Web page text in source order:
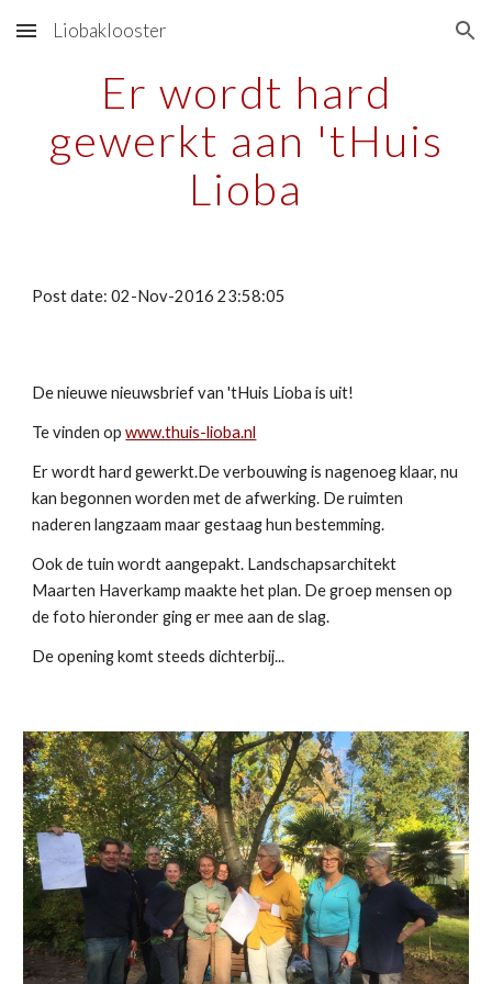
Skip to main content Skip to navigation
Liobaklooster
Er wordt hard
gewerkt aan 'tHuis
Lioba
Post date: 02-Nov-2016 23:58:05
De nieuwe nieuwsbrief van 'tHuis Lioba is uit!
Te vinden opwww.thuis-lioba.nl
Er wordt hard gewerkt.De verbouwing is nagenoeg klaar, nu
kan begonnen worden met de afwerking. De ruimten
naderen langzaam maar gestaag hun bestemming.
Ook de tuin wordt aangepakt. Landschapsarchitekt
Maarten Haverkamp maakte het plan. De groep mensen op
de foto hieronder ging er mee aan de slag.
De opening komt steeds dichterbij...